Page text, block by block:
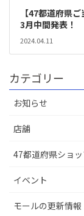
【47都道府県
3月中間発表！
2024.04.11
カテゴリー
お知らせ
店舖
47都道府県ショ
イベント
モールの更新情報